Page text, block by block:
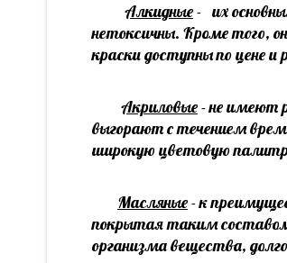
Алкидные- их
нетоксичны. Кроме того,
краски доступны по цене
Акриловые- не имеют
выгорают с течением
широкую цветовую
Масляные- к
покрытая таким
организма вещества,